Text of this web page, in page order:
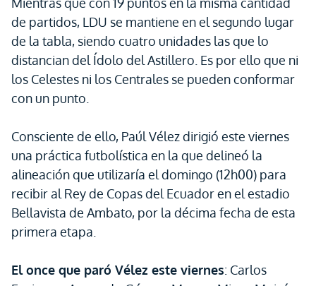
de partidos, LDU se mantiene en el segundo lugar
de la tabla, siendo cuatro unidades las que lo
distancian del Ídolo del Astillero. Es por ello que ni
los Celestes ni los Centrales se pueden conformar
con un punto.
Consciente de ello, Paúl Vélez dirigió este viernes
una práctica futbolística en la que delineó la
alineación que utilizaría el domingo (12h00) para
recibir al Rey de Copas del Ecuador en el estadio
Bellavista de Ambato, por la décima fecha de esta
primera etapa.
El once que paró Vélez este viernes: Carlos